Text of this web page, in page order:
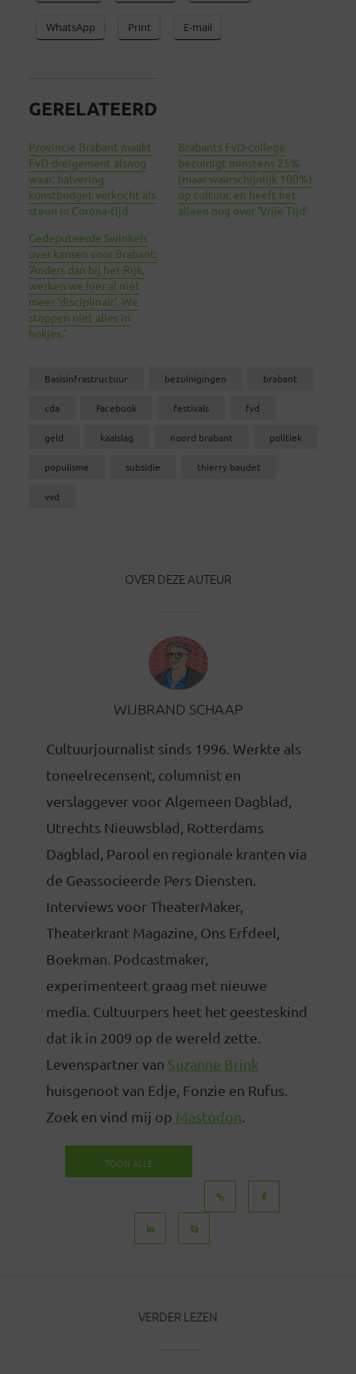
WhatsApp Print E-mail
GERELATEERD
Provincie Brabant maakt
FvD-dreigement alsnog
waar: halvering
kunstbudget verkocht als
steun in Corona-tijd
Brabants FvD-college
bezuinigt minstens 25%
(maar waarschijnlijk 100%)
op cultuur, en heeft het
alleen nog over ‘Vrije Tijd’
Gedeputeerde Swinkels
over kansen voor Brabant:
‘Anders dan bij het Rijk,
werken we hier al niet
meer ‘disciplinair’. We
stoppen niet alles in
hokjes.’
Basisinfrastructuur bezuinigingen brabant
cda Facebook festivals fvd
geld kaalslag noord brabant politiek
populisme subsidie thierry baudet
vvd
OVER DEZE AUTEUR
WIJBRAND SCHAAP
Cultuurjournalist sinds 1996. Werkte als
toneelrecensent, columnist en
verslaggever voor Algemeen Dagblad,
Utrechts Nieuwsblad, Rotterdams
Dagblad, Parool en regionale kranten via
de Geassocieerde Pers Diensten.
Interviews voor TheaterMaker,
Theaterkrant Magazine, Ons Erfdeel,
Boekman. Podcastmaker,
experimenteert graag met nieuwe
media. Cultuurpers heet het geesteskind
dat ik in 2009 op de wereld zette.
Levenspartner van Suzanne Brink
huisgenoot van Edje, Fonzie en Rufus.
Zoek en vind mij op Mastodon
TOON ALLE
VERDER LEZEN